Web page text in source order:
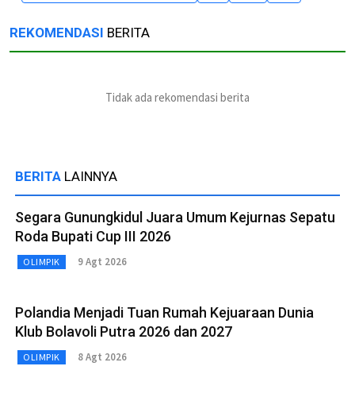
REKOMENDASI BERITA
Tidak ada rekomendasi berita
BERITA LAINNYA
Segara Gunungkidul Juara Umum Kejurnas Sepatu
Roda Bupati Cup III 2026
OLIMPIK 9 Agt 2026
Polandia Menjadi Tuan Rumah Kejuaraan Dunia
Klub Bolavoli Putra 2026 dan 2027
OLIMPIK 8 Agt 2026